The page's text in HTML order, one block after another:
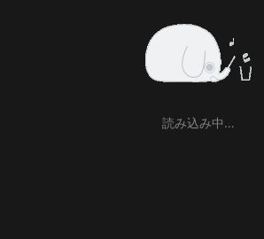
読み込み中…